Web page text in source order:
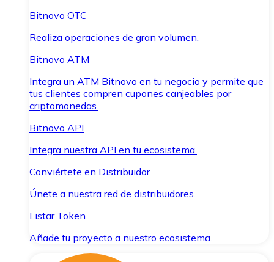
Bitnovo OTC
Realiza operaciones de gran volumen.
Bitnovo ATM
Integra un ATM Bitnovo en tu negocio y permite que
tus clientes compren cupones canjeables por
criptomonedas.
Bitnovo API
Integra nuestra API en tu ecosistema.
Conviértete en Distribuidor
Únete a nuestra red de distribuidores.
Listar Token
Añade tu proyecto a nuestro ecosistema.